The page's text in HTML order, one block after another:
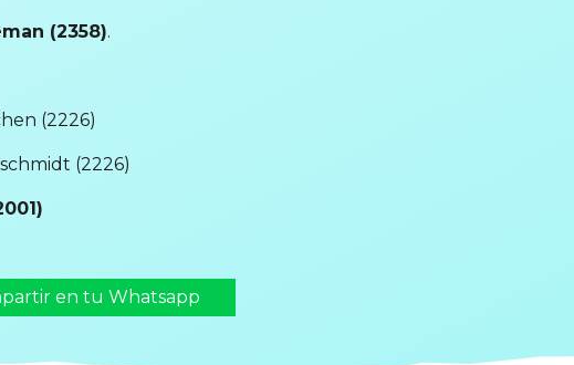
(2358).
(2226)
(2226)
en tu Whatsapp